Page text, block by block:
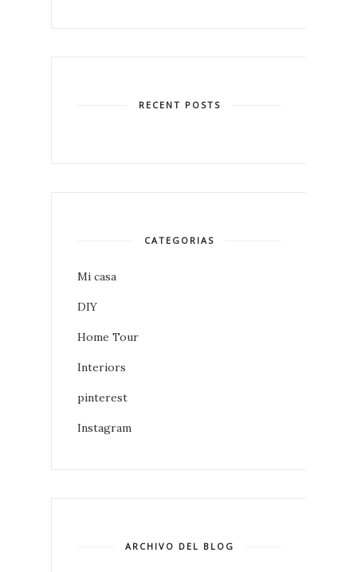
RECENT POSTS
CATEGORIAS
Mi casa
DIY
Home Tour
Interiors
pinterest
Instagram
ARCHIVO DEL BLOG